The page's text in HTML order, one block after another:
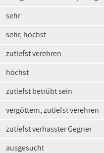
sehr
sehr, höchst
zutiefst verehren
höchst
zutiefst betrübt sein
vergöttern, zutiefst verehren
zutiefst verhasster Gegner
ausgesucht